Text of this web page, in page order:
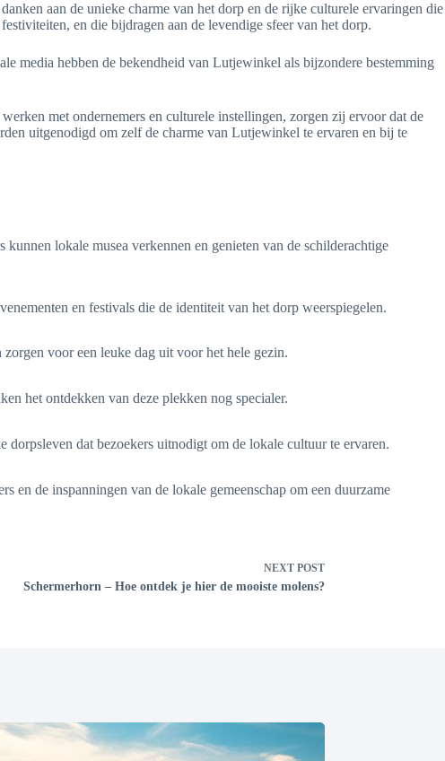
aan de unieke charme van het dorp en de rijke culturele ervaringen die
en die bijdragen aan de levendige sfeer van het dorp.
media hebben de bekendheid van Lutjewinkel als bijzondere bestemming
met ondernemers en culturele instellingen, zorgen zij ervoor dat de
uitgenodigd om zelf de charme van Lutjewinkel te ervaren en bij te
lokale musea verkennen en genieten van de schilderachtige
en festivals die de identiteit van het dorp weerspiegelen.
voor een leuke dag uit voor het hele gezin.
het ontdekken van deze plekken nog specialer.
dat bezoekers uitnodigt om de lokale cultuur te ervaren.
en de inspanningen van de lokale gemeenschap om een duurzame
NEXT POST
Schermerhorn – Hoe ontdek je hier de mooiste molens?